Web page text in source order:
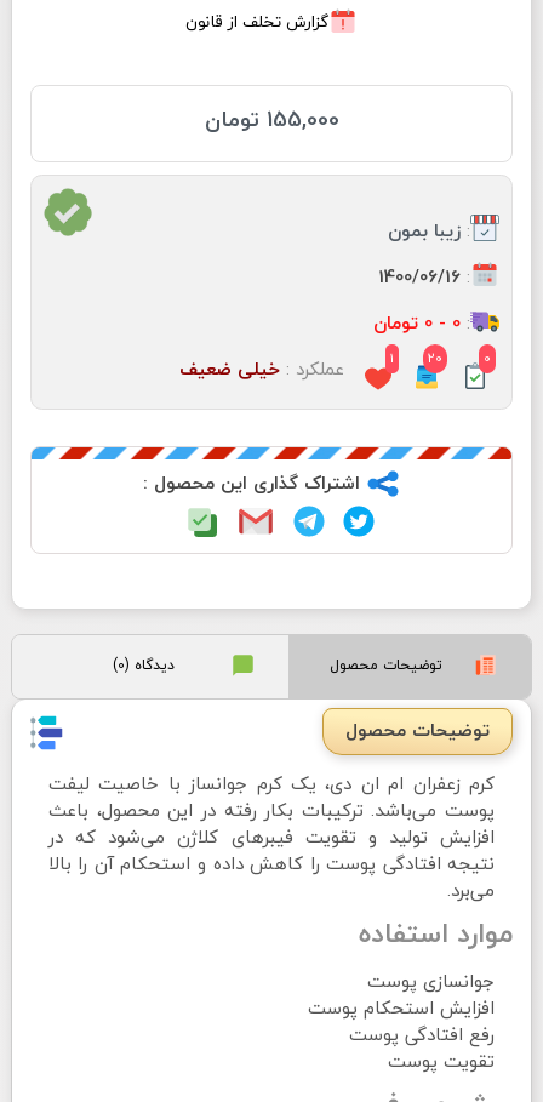
گزارش تخلف از قانون
155,000 تومان
: زیبا بمون
:
1400/06/16
: 0 - 0 تومان
0
20
1 عملکرد : خیلی ضعیف
اشتراک گذاری این محصول :
توضیحات محصول دیدگاه (0)
توضیحات محصول
کرم زعفران ام ان دی، یک کرم جوانساز با خاصیت لیفت
پوست می‌باشد. ترکیبات بکار رفته در این محصول، باعث
افزایش تولید و تقویت فیبرهای کلاژن می‌شود که در
نتیجه افتادگی پوست را کاهش داده و استحکام آن را بالا
می‌برد.
موارد استفاده
جوانسازی پوست
افزایش استحکام پوست
رفع افتادگی پوست
تقویت پوست